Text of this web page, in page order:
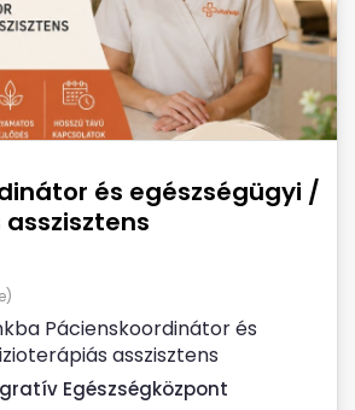
és egészségügyi /
Pácienskoordinátor és
asszisztens
...
Egészségközpont